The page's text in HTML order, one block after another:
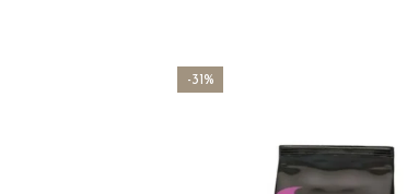
-31%